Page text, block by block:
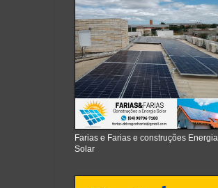
Farias e Farias e construções Energia
Solar